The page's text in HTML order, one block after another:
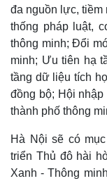
Kinh tế
Bất động sản
đa nguồn lực, tiềm
thống pháp luật,
thông minh; Đổi
minh; Ưu tiên hạ
tầng dữ liệu tích
đồng bộ; Hội
thành phố thông
Hà Nội sẽ có
triển Thủ đô hài
Xanh - Thông